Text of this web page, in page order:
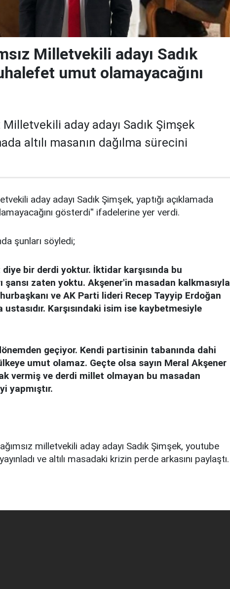
Milletvekili adayı Sadık
umut olamayacağını
Milletvekili aday adayı Sadık Şimşek
altılı masanın dağılma sürecini
aday adayı Sadık Şimşek, yaptığı açıklamada
gösterdi'' ifadelerine yer verdi.
şunları söyledi;
bir derdi yoktur. İktidar karşısında bu
şansı zaten yoktu. Akşener'in masadan kalkmasıyla
ve AK Parti lideri Recep Tayyip Erdoğan
Karşısındaki isim ise kaybetmesiyle
geçiyor. Kendi partisinin tabanında dahi
umut olamaz. Geçte olsa sayın Meral Akşener
vermiş ve derdi millet olmayan bu masadan
yapmıştır.
milletvekili aday adayı Sadık Şimşek, youtube
ve altılı masadaki krizin perde arkasını paylaştı.